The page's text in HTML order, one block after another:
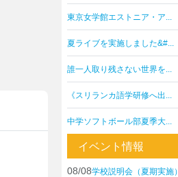
東京女学館エストニア・ア...
夏ライブを実施しました&#...
誰一人取り残さない世界を...
《スリランカ語学研修へ出...
中学ソフトボール部夏季大...
イベント情報
08/08学校説明会（夏期実施）